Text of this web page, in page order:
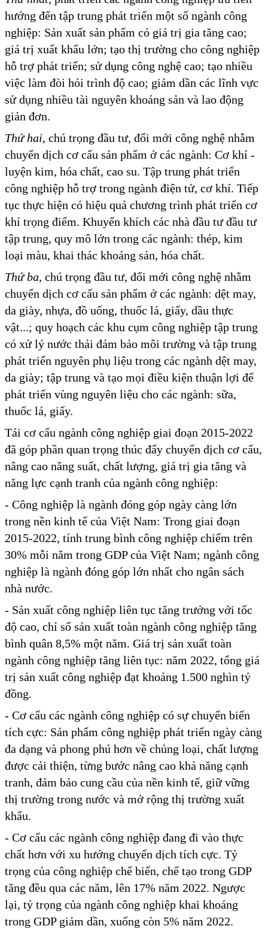
hướng đến tập trung phát triển một số ngành công
nghiệp: Sản xuất sản phẩm có giá trị gia tăng cao;
giá trị xuất khẩu lớn; tạo thị trường cho công nghiệp
hỗ trợ phát triển; sử dụng công nghệ cao; tạo nhiều
việc làm đòi hỏi trình độ cao; giảm dần các lĩnh vực
sử dụng nhiều tài nguyên khoáng sản và lao động
giản đơn.
Thứ hai, chú trọng đầu tư, đổi mới công nghệ nhằm
chuyển dịch cơ cấu sản phẩm ở các ngành: Cơ khí -
luyện kim, hóa chất, cao su. Tập trung phát triển
công nghiệp hỗ trợ trong ngành điện tử, cơ khí. Tiếp
tục thực hiện có hiệu quả chương trình phát triển cơ
khí trọng điểm. Khuyến khích các nhà đầu tư đầu tư
tập trung, quy mô lớn trong các ngành: thép, kim
loại màu, khai thác khoáng sản, hóa chất.
Thứ ba, chú trọng đầu tư, đổi mới công nghệ nhằm
chuyển dịch cơ cấu sản phẩm ở các ngành: dệt may,
da giày, nhựa, đồ uống, thuốc lá, giấy, dầu thực
vật...; quy hoạch các khu cụm công nghiệp tập trung
có xử lý nước thải đảm bảo môi trường và tập trung
phát triển nguyên phụ liệu trong các ngành dệt may,
da giày; tập trung và tạo mọi điều kiện thuận lợi để
phát triển vùng nguyên liệu cho các ngành: sữa,
thuốc lá, giấy.
Tái cơ cấu ngành công nghiệp giai đoạn 2015-2022
đã góp phần quan trọng thúc đẩy chuyển dịch cơ cấu,
nâng cao năng suất, chất lượng, giá trị gia tăng và
năng lực cạnh tranh của ngành công nghiệp:
- Công nghiệp là ngành đóng góp ngày càng lớn
trong nền kinh tế của Việt Nam: Trong giai đoạn
2015-2022, tính trung bình công nghiệp chiếm trên
30% mỗi năm trong GDP của Việt Nam; ngành công
nghiệp là ngành đóng góp lớn nhất cho ngân sách
nhà nước.
- Sản xuất công nghiệp liên tục tăng trưởng với tốc
độ cao, chỉ số sản xuất toàn ngành công nghiệp tăng
bình quân 8,5% một năm. Giá trị sản xuất toàn
ngành công nghiệp tăng liên tục: năm 2022, tổng giá
trị sản xuất công nghiệp đạt khoảng 1.500 nghìn tỷ
đồng.
- Cơ cấu các ngành công nghiệp có sự chuyển biến
tích cực: Sản phẩm công nghiệp phát triển ngày càng
đa dạng và phong phú hơn về chủng loại, chất lượng
được cải thiện, từng bước nâng cao khả năng cạnh
tranh, đảm bảo cung cầu của nền kinh tế, giữ vững
thị trường trong nước và mở rộng thị trường xuất
khẩu.
- Cơ cấu các ngành công nghiệp đang đi vào thực
chất hơn với xu hướng chuyển dịch tích cực. Tỷ
trọng của công nghiệp chế biến, chế tạo trong GDP
tăng đều qua các năm, lên 17% năm 2022. Ngược
lại, tỷ trọng của ngành công nghiệp khai khoáng
trong GDP giảm dần, xuống còn 5% năm 2022.